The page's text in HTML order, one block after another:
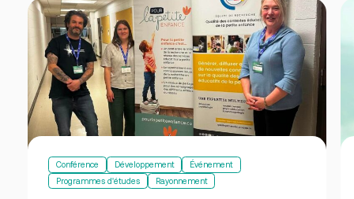
Conférence Développement
Événement
Programmes d'études
Rayonnement